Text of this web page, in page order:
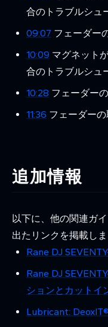
合のトラブルシュ
09:07 フェーダー
10:09 マグネット
合のトラブルシュ
10:28 フェーダー
11:36 フェーダー
追加情報
以下に、他の関連ガ
出たリンクを掲載しま
Rane DJ
Rane DJ
ションとカットイ
Lubricant: